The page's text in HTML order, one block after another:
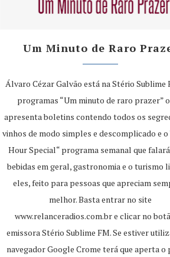
Um Minuto de Raro
Álvaro Cézar Galvão está na Stério Sublime
programas “Um minuto de raro prazer”
apresenta boletins contendo todos os
vinhos de modo simples e descomplicado e
Hour Special“ programa semanal que
bebidas em geral, gastronomia e o turismo
eles, feito para pessoas que apreciam
melhor. Basta entrar no site
www.relanceradios.com.bre clicar no
emissora Stério Sublime FM. Se estiver
navegador Google Crome terá que aperta o